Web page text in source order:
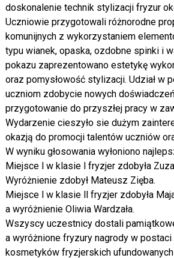
doskonalenie technik stylizacji fryzur
Uczniowie przygotowali różnorodne
komunijnych z wykorzystaniem
typu wianek, opaska, ozdobne spinki i
pokazu zaprezentowano estetykę
oraz pomysłowość stylizacji. Udział w
uczniom zdobycie nowych
przygotowanie do przyszłej pracy w
Wydarzenie cieszyło sie dużym
okazją do promocji talentów uczniów
W wyniku głosowania wyłoniono
Miejsce l w klasie l fryzjer zdobyła
Wyróżnienie zdobył Mateusz Zięba.
Miejsce l w klasie ll fryzjer zdobyła
a wyróżnienie Oliwia Wardzała.
Wszyscy uczestnicy dostali
a wyróżnione fryzury nagrody w
kosmetyków fryzjerskich